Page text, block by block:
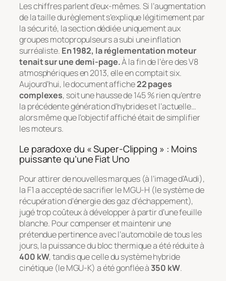
Les chiffres parlent d’eux-mêmes. Si l’augmentation
de la taille du règlement s’explique légitimement par
la sécurité, la section dédiée uniquement aux
groupes motopropulseurs a subi une inflation
surréaliste. En 1982, la réglementation moteur
tenait sur une demi-page.À la fin de l’ère des V8
atmosphériques en 2013, elle en comptait six.
Aujourd’hui, le document affiche22 pages
complexes, soit une hausse de 145 % rien qu’entre
la précédente génération d’hybrides et l’actuelle…
alors même que l’objectif affiché était de simplifier
les moteurs.
Le paradoxe du « Super-Clipping » : Moins
puissante qu’une Fiat Uno
Pour attirer de nouvelles marques (à l’image d’Audi),
la F1 a accepté de sacrifier le MGU-H (le système de
récupération d’énergie des gaz d’échappement),
jugé trop coûteux à développer à partir d’une feuille
blanche. Pour compenser et maintenir une
prétendue pertinence avec l’automobile de tous les
jours, la puissance du bloc thermique a été réduite à
400 kW, tandis que celle du système hybride
cinétique (le MGU-K) a été gonflée à 350 kW.